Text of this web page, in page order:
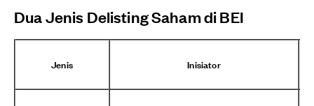
Dua Jenis Delisting Saham di BEI
Jenis Inisiator